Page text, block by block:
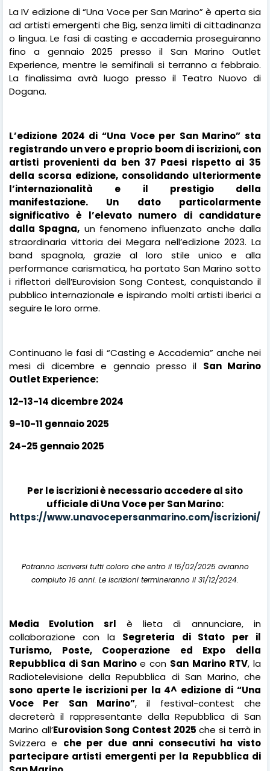
La IV edizione di “Una Voce per San Marino” è aperta sia
ad artisti emergenti che Big, senza limiti di cittadinanza
o lingua. Le fasi di casting e accademia proseguiranno
fino a gennaio 2025 presso il San Marino Outlet
Experience, mentre le semifinali si terranno a febbraio.
La finalissima avrà luogo presso il Teatro Nuovo di
Dogana.
L’edizione 2024 di “Una Voce per San Marino” sta
registrando un vero e proprio boom di iscrizioni, con
artisti provenienti da ben 37 Paesi rispetto ai 35
della scorsa edizione, consolidando ulteriormente
l’internazionalità e il prestigio della
manifestazione. Un dato particolarmente
significativo è l’elevato numero di candidature
dalla Spagna, un fenomeno influenzato anche dalla
straordinaria vittoria dei Megara nell’edizione 2023. La
band spagnola, grazie al loro stile unico e alla
performance carismatica, ha portato San Marino sotto
i riflettori dell’Eurovision Song Contest, conquistando il
pubblico internazionale e ispirando molti artisti iberici a
seguire le loro orme.
Continuano le fasi di “Casting e Accademia” anche nei
mesi di dicembre e gennaio presso il San Marino
Outlet Experience:
12-13-14 dicembre 2024
9-10-11 gennaio 2025
24-25 gennaio 2025
Per le iscrizioni è necessario accedere al sito
ufficiale di Una Voce per San Marino:
https://www.unavocepersanmarino.com/iscrizioni/
Potranno iscriversi tutti coloro che entro il 15/02/2025 avranno
compiuto 16 anni. Le iscrizioni termineranno il 31/12/2024.
Media Evolution srl è lieta di annunciare, in
collaborazione con la Segreteria di Stato per il
Turismo, Poste, Cooperazione ed Expo della
Repubblica di San Marino e con San Marino RTV, la
Radiotelevisione della Repubblica di San Marino, che
sono aperte le iscrizioni per la 4^ edizione di “Una
Voce Per San Marino”, il festival-contest che
decreterà il rappresentante della Repubblica di San
Marino all’Eurovision Song Contest 2025 che si terrà in
Svizzera e che per due anni consecutivi ha visto
partecipare artisti emergenti per la Repubblica di